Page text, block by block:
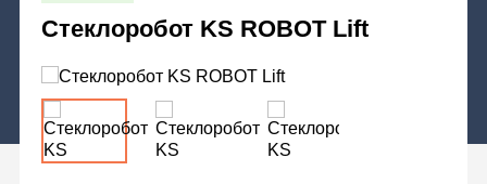
Стеклоробот KS ROBOT Lift